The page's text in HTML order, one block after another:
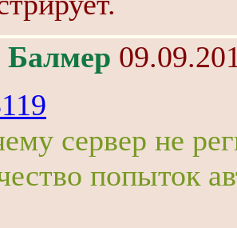
сервер не
попыток